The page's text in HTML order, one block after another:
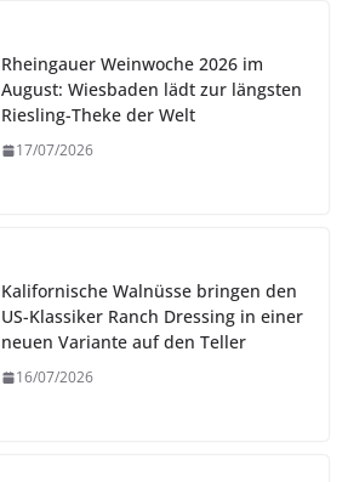
Rheingauer Weinwoche 2026 im
August: Wiesbaden lädt zur längsten
Riesling-Theke der Welt
17/07/2026
Kalifornische Walnüsse bringen den
US-Klassiker Ranch Dressing in einer
neuen Variante auf den Teller
16/07/2026